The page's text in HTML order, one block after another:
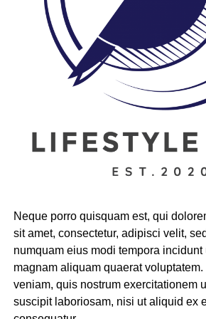
“Duis aute irure
reprehenderit in
voluptate velit
cillum dolore eu
Temporibus autem quibusdam et aut
rerum necessitatibus saepe eveniet ut
reiciendis voluptatibus maiores alias
perferendis doloribus asperiores
Lorem ipsum dolor sit amet,
sed do eiusmod tempor incididunt ut
magna aliqua. Ut enimad minim
Neque porro quisquam est, qui
sit amet, consectetur, adipisci velit,
numquam eius modi tempora
magnam aliquam quaerat
veniam, quis nostrum exercitationem
suscipit laboriosam, nisi ut aliquid ex